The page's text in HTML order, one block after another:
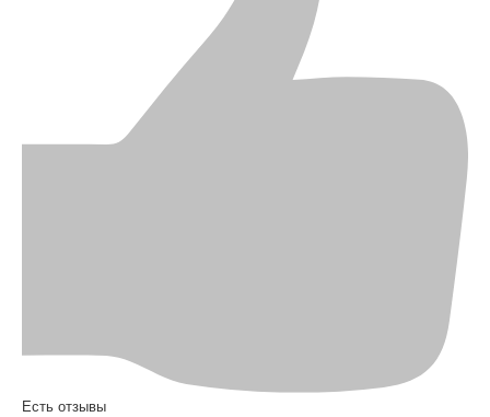
Есть отзывы